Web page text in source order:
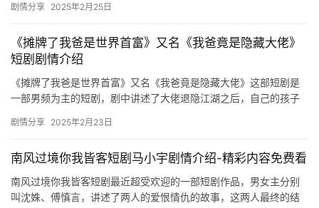
王千…
剧情分享 2025年2月25日
《摊牌了我爸是世界首富》又名《我爸竟是隐藏大佬》
短剧剧情介绍
《摊牌了我爸是世界首富》又名《我爸竟是隐藏大佬》这部短剧是
一部男频为主的短剧，剧中讲述了大佬退隐江湖之后，自己的孩子
切…
剧情分享 2025年2月23日
南风过境你我皆客短剧马小宇剧情介绍-精彩内容免费看
南风过境你我皆客短剧最近超受欢迎的一部短剧作品，男女主分别
叫沈姝、傅慎言，讲述了两人的爱恨情仇的故事，这两人最终的结